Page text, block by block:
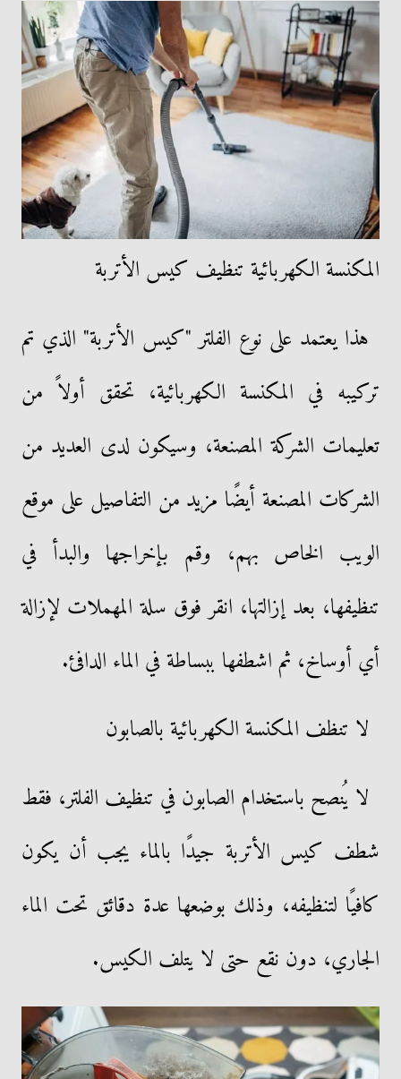
المكنسة الكهربائية تنظيف كيس الأتربة
هذا يعتمد على نوع الفلتر "كيس الأتربة" الذي تم
تركيبه في المكنسة الكهربائية، تحقق أولاً من
تعليمات الشركة المصنعة، وسيكون لدى العديد من
الشركات المصنعة أيضًا مزيد من التفاصيل على موقع
الويب الخاص بهم، وقم بإخراجها والبدأ في
تنظيفها، بعد إزالتها، انقر فوق سلة المهملات لإزالة
أي أوساخ، ثم اشطفها ببساطة في الماء الدافئ.
لا تنظف المكنسة الكهربائية بالصابون
لا يُنصح باستخدام الصابون في تنظيف الفلتر، فقط
شطف كيس الأتربة جيدًا بالماء يجب أن يكون
كافيًا لتنظيفه، وذلك بوضعها عدة دقائق تحت الماء
الجاري، دون نقع حتى لا يتلف الكيس.